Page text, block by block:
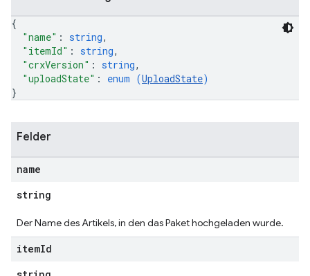
{
"name" : string,
"itemId" : string,
"crxVersion" : string,
"uploadState" : enum (UploadState)
}
Felder
name
string
Der Name des Artikels, in den das Paket hochgeladen wurde.
itemId